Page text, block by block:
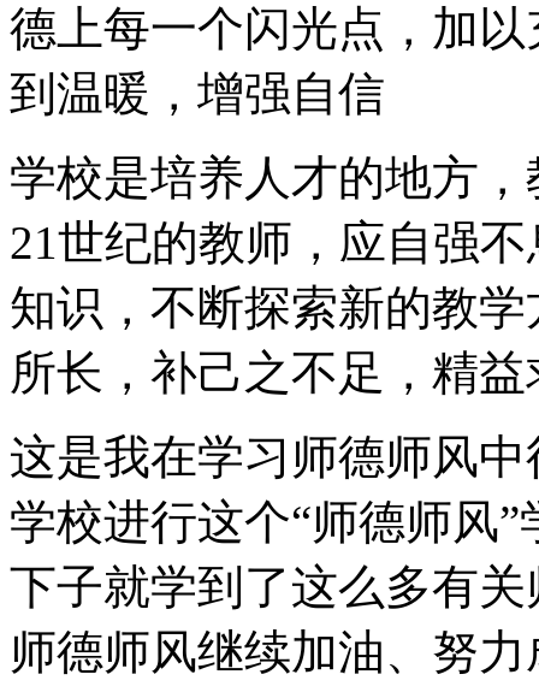
德上每一个闪光点，加
到温暖，增强自信
学校是培养人才的地方
21世纪的教师，应自强
知识，不断探索新的教
所长，补己之不足，精
这是我在学习师德师风
学校进行这个“师德师风
下子就学到了这么多有
师德师风继续加油、努